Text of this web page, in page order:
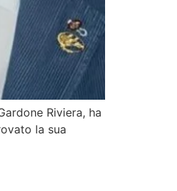
Riviera, ha
la sua